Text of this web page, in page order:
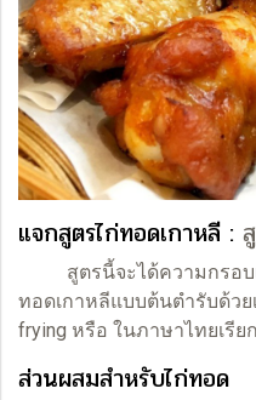
แจกสูตรไก่ทอดเกาหลี :
สูตรนี้จะได้ความกรอบแ
ทอดเกาหลีแบบต้นตำรับด้ว
frying หรือ ในภาษาไทยเรีย
ส่วนผสมสำหรับไก่ทอด